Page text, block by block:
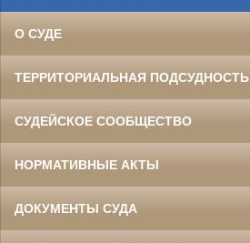
О СУДЕ
ТЕРРИТОРИАЛЬНАЯ ПОДСУДНОСТЬ
СУДЕЙСКОЕ СООБЩЕСТВО
НОРМАТИВНЫЕ АКТЫ
ДОКУМЕНТЫ СУДА